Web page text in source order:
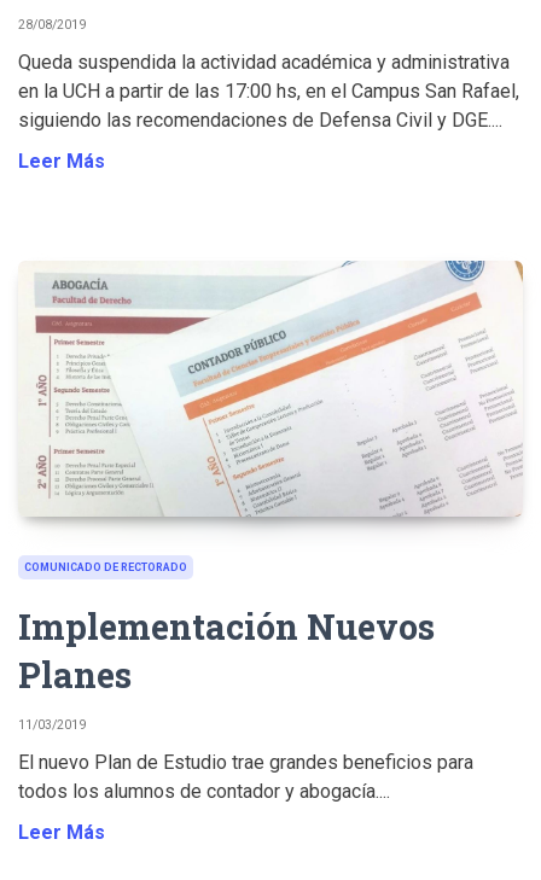
28/08/2019
Queda suspendida la actividad académica y administrativa
en la UCH a partir de las 17:00 hs, en el Campus San Rafael,
siguiendo las recomendaciones de Defensa Civil y DGE....
Leer Más
COMUNICADO DE RECTORADO
Implementación Nuevos
Planes
11/03/2019
El nuevo Plan de Estudio trae grandes beneficios para
todos los alumnos de contador y abogacía....
Leer Más